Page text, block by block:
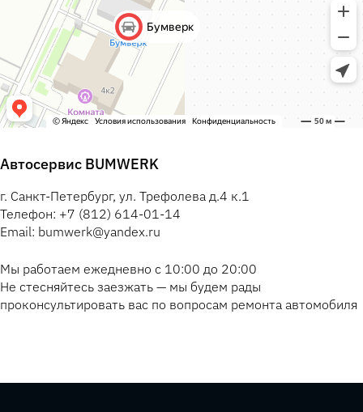
Автосервис BUMWERK
г. Санкт-Петербург, ул. Трефолева д.4 к.1
Телефон: +7 (812) 614-01-14
Email: bumwerk@yandex.ru
Мы работаем ежедневно с 10:00 до 20:00
Не стесняйтесь заезжать — мы будем рады
проконсультировать вас по вопросам ремонта автомобиля